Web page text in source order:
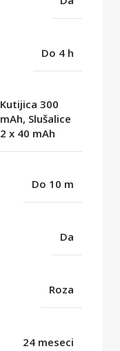
Do 4 h
Kutijica 300
mAh, Slušalice
2 x 40 mAh
Do 10 m
Da
Roza
24 meseci